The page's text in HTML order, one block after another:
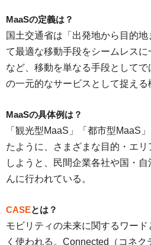
MaaSの定義は？
国土交通省は「出発地から目的
て最適な移動手段をシームレス
など、移動を単なる手段として
の一元的なサービスとして捉える
MaaSの具体例は？
「観光型MaaS」「都市型MaaS
たように、さまざまな目的・エ
しようと、民間企業各社や国・
んに行われている。
CASEとは？
モビリティの未来に関するワー
く使われる。Connected（コネク